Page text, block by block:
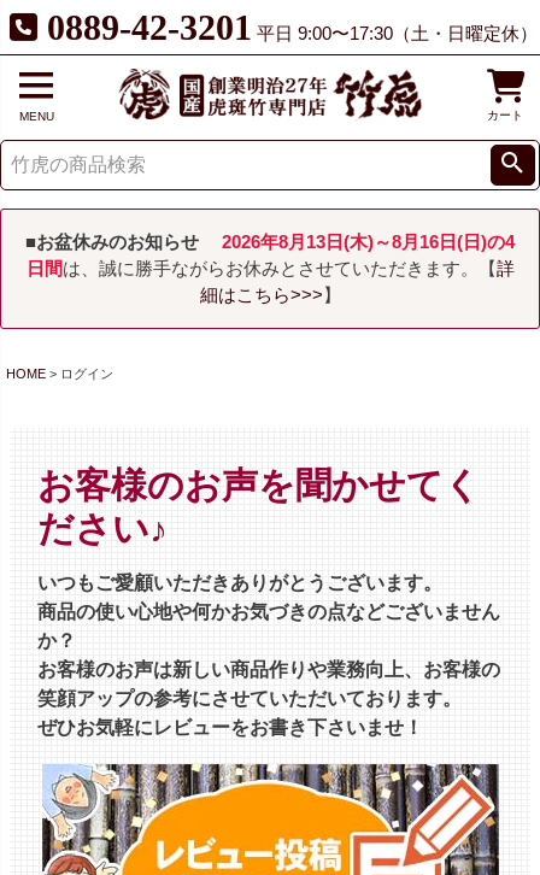
0889-42-3201 平日 9:00〜17:30（土・日曜定休）
MENU カート
■お盆休みのお知らせ
2026年8月13日(木)～8月16日(日)の4
日間は、誠に勝手ながらお休みとさせていただきます。【詳
細はこちら>>> 】
HOME ログイン
お客様のお声を聞かせてく
ださい♪
いつもご愛顧いただきありがとうございます。
商品の使い心地や何かお気づきの点などございません
か？
お客様のお声は新しい商品作りや業務向上、お客様の
笑顔アップの参考にさせていただいております。
ぜひお気軽にレビューをお書き下さいませ！